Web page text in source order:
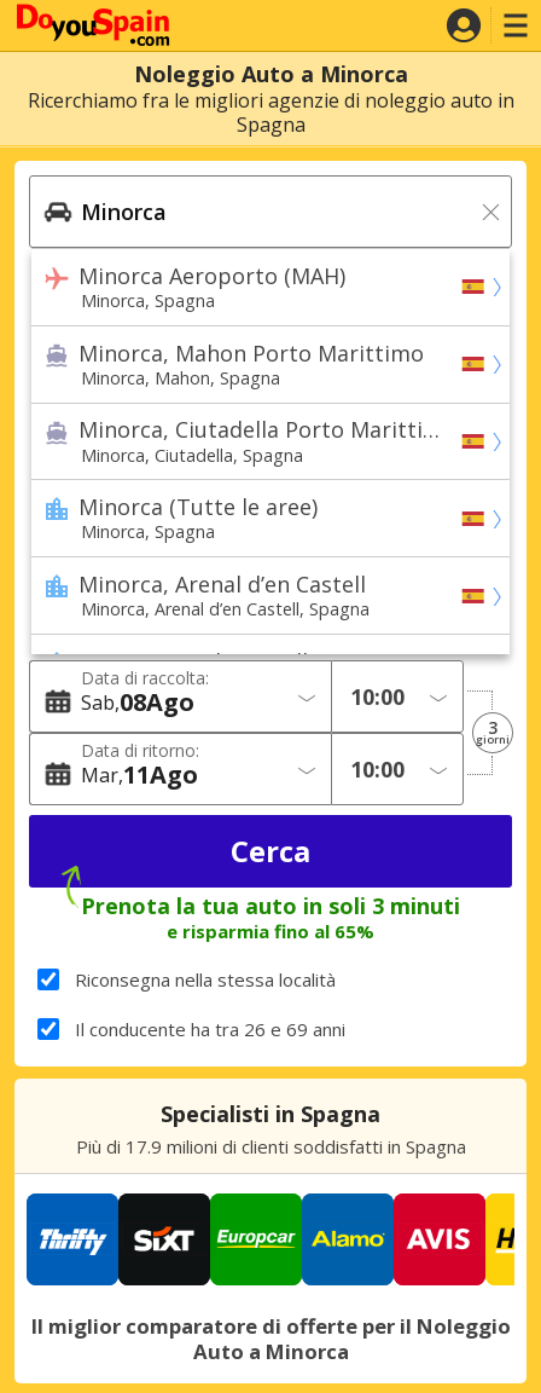
Noleggio Auto a Minorca
Ricerchiamo fra le migliori agenzie di noleggio auto in
Spagna
Minorca Aeroporto (MAH)
Minorca, Spagna
Minorca, Mahon Porto Marittimo
Minorca, Mahon, Spagna
Minorca, Ciutadella Porto Marittimo
Minorca, Ciutadella, Spagna
Minorca (Tutte le aree)
Minorca, Spagna
Minorca, Arenal d’en Castell
Minorca, Arenal d’en Castell, Spagna
Minorca, Binibeca Vell
Minorca, Binibeca Vell, Spagna
Minorca, Biniforcat
Minorca, Biniforcat, Spagna
Minorca, Cala Blanca
Minorca, Cala Blanca, Spagna
Minorca, Cala Canutells
Minorca, Cala Canutells, Spagna
Minorca, Cala Galdana
Minorca, Cala Galdana, Spagna
Minorca, Cala’n Bosch, Spagna
Minorca, Cala’n Forcat
Minorca, Cala’n Forcat, Spagna
Minorca, Ciutadella
Minorca, Ciutadella, Spagna
Minorca, Mahon
Minorca, Playas Fornells
Minorca, Playas Fornells, Spagna
Data di raccolta:
Sab 08Ago
Data di ritorno:
Mar 11Ago
3
giorni
Prenota la tua auto in soli 3 minuti
e risparmia fino al 65%
Riconsegna nella stessa località
Il conducente ha tra 26 e 69 anni
Specialisti in Spagna
Più di 17.9 milioni di clienti soddisfatti in Spagna
Il miglior comparatore di offerte per il Noleggio
Auto a Minorca